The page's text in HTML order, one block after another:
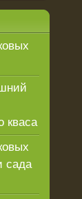
кваса
сада